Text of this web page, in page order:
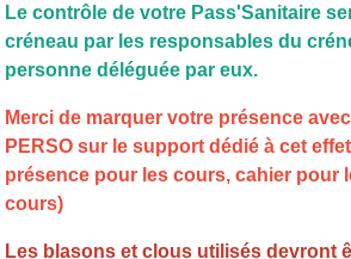
Le contrôle de votre Pass'Sanitaire
créneau par les responsables du
personne déléguée par eux.
Merci de marquer votre présence
PERSO sur le support dédié à cet
présence pour les cours, cahier pour
cours)
Les blasons et clous utilisés devront